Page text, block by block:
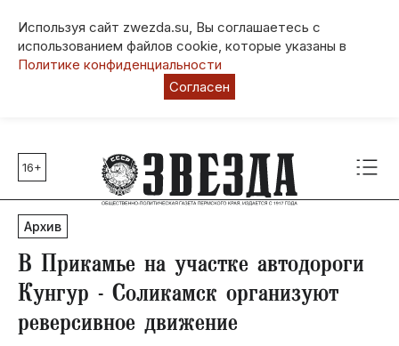
Используя сайт zwezda.su, Вы соглашаетесь с
использованием файлов cookie, которые указаны в
Политике конфиденциальности
Согласен
Главные темы
80 лет Победы
Молодежная столица РФ
СВО
Выборы в Пермском крае
Социальная поддержка
Инфраструктура
16+
Архив
В Прикамье на участке автодороги
Кунгур - Соликамск организуют
реверсивное движение